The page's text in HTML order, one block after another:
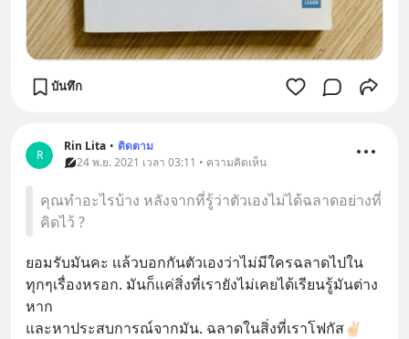
บันทึก
R
Rin Lita • ติดตาม
24 พ.ย. 2021 เวลา 03:11 • ความคิดเห็น
คุณทำอะไรบ้าง หลังจากที่รู้ว่าตัวเองไม่ได้ฉลาดอย่างที่
คิดไว้ ?
ยอมรับมันคะ เเล้วบอกกันตัวเองว่าไม่มีใครฉลาดไปใน
ทุกๆเรื่องหรอก. มันก็เเค่สิ่งที่เรายังไม่เคยได้เรียนรู้มันต่าง
หาก
และหาประสบการณ์จากมัน. ฉลาดในสิ่งที่เราโฟกัส✌🏻